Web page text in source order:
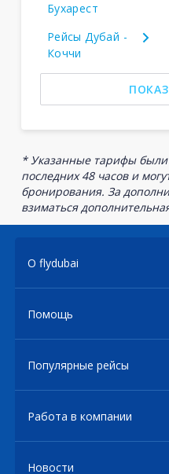
Бухарест
Рейсы Дубай -
Коччи
* Указанные тарифы
последних 48 часов и
бронирования. За
взиматься
О flydubai
Помощь
Популярные рейсы
Работа в компании
Новости